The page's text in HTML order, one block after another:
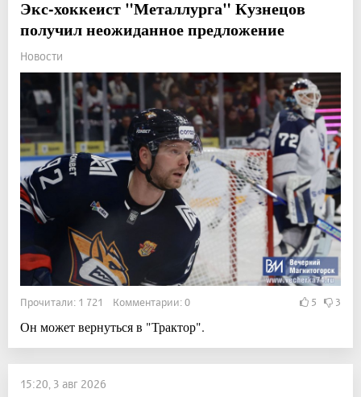
Экс-хоккеист "Металлурга" Кузнецов
получил неожиданное предложение
Новости
Прочитали: 1 721 Комментарии: 0 5 3
Он может вернуться в "Трактор".
15:20, 3 авг 2026